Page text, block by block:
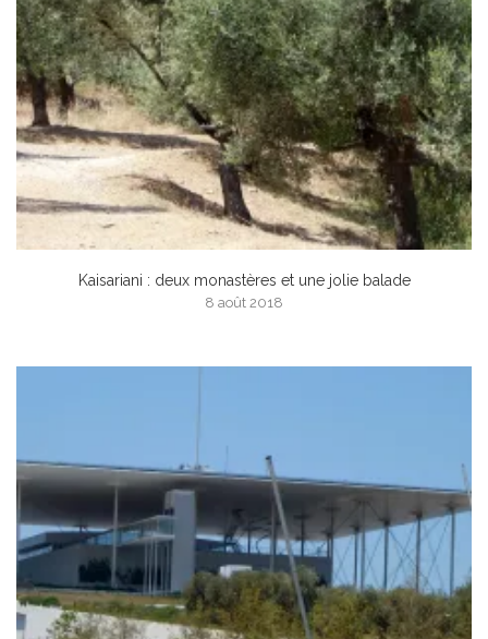
Kaisariani : deux monastères et une jolie balade
8 août 2018